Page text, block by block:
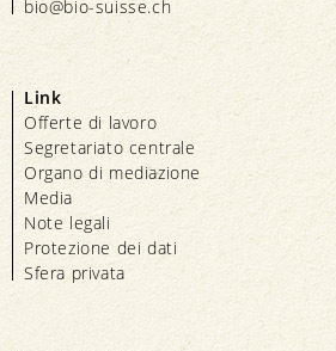
bio@bio-suisse.ch
Link
Offerte di lavoro
Segretariato centrale
Organo di mediazione
Media
Note legali
Protezione dei dati
Sfera privata